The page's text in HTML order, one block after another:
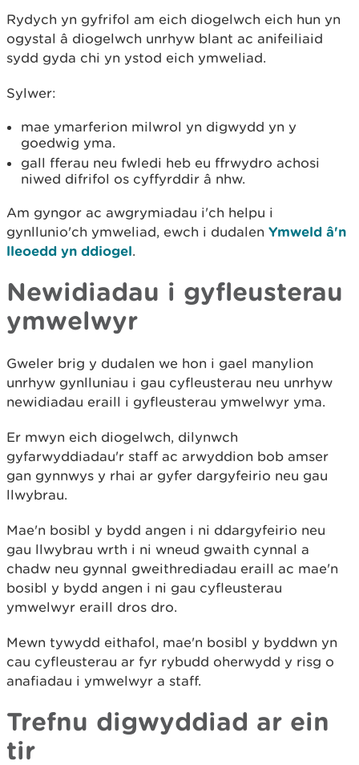
Rydych yn gyfrifol am eich diogelwch eich hun yn
ogystal â diogelwch unrhyw blant ac anifeiliaid
sydd gyda chi yn ystod eich ymweliad.
Sylwer:
mae ymarferion milwrol yn digwydd yn y
goedwig yma.
gall fferau neu fwledi heb eu ffrwydro achosi
niwed difrifol os cyffyrddir â nhw.
Am gyngor ac awgrymiadau i'ch helpu i
gynllunio'ch ymweliad, ewch i dudalen Ymweld â'n
lleoedd yn ddiogel.
Newidiadau i gyfleusterau
ymwelwyr
Gweler brig y dudalen we hon i gael manylion
unrhyw gynlluniau i gau cyfleusterau neu unrhyw
newidiadau eraill i gyfleusterau ymwelwyr yma.
Er mwyn eich diogelwch, dilynwch
gyfarwyddiadau'r staff ac arwyddion bob amser
gan gynnwys y rhai ar gyfer dargyfeirio neu gau
llwybrau.
Mae'n bosibl y bydd angen i ni ddargyfeirio neu
gau llwybrau wrth i ni wneud gwaith cynnal a
chadw neu gynnal gweithrediadau eraill ac mae'n
bosibl y bydd angen i ni gau cyfleusterau
ymwelwyr eraill dros dro.
Mewn tywydd eithafol, mae'n bosibl y byddwn yn
cau cyfleusterau ar fyr rybudd oherwydd y risg o
anafiadau i ymwelwyr a staff.
Trefnu digwyddiad ar ein
tir